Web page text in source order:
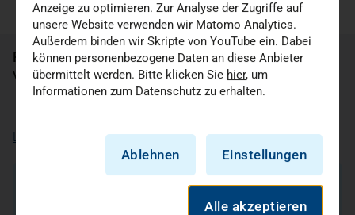
Rechtsanwalt Dr. Matthias Brockhaus
VBB Rechtsanwälte
T.+49 211 36 777 0 oder
T.+49 201 36 44 51 0
E.brockhaus@vbb.legal
E-Mail
(öffnet in einem neuen Tab)
Anzeige zu optimieren. Zur Analyse der Zugriffe auf
unsere Website verwenden wir Matomo Analytics.
Außerdem binden wir Skripte von YouTube ein. Dabei
können personenbezogene Daten an diese Anbieter
übermittelt werden. Bitte klicken Sie hier, um
Informationen zum Datenschutz zu erhalten.
Ablehnen Einstellungen
Alle akzeptieren